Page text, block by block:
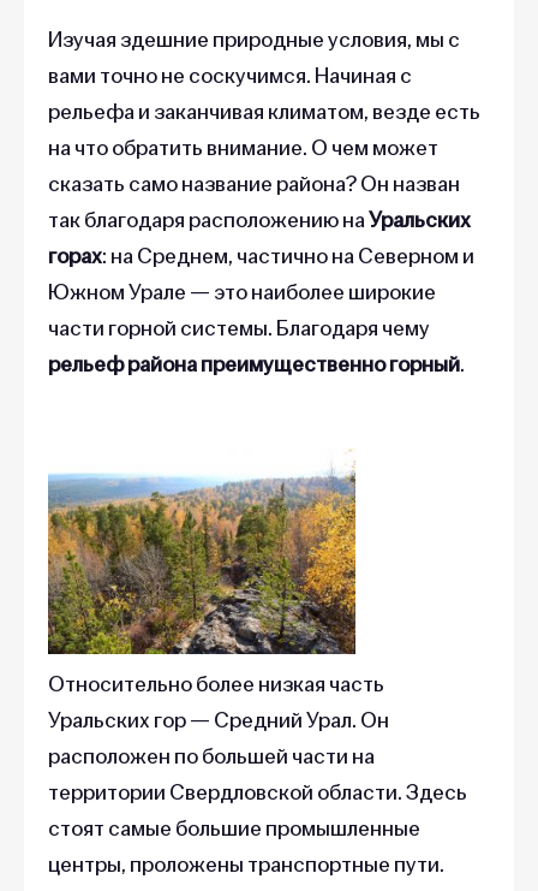
вами точно не соскучимся. Начиная с
рельефа и заканчивая климатом, везде есть
на что обратить внимание. О чем может
сказать само название района? Он назван
так благодаря расположению наУральских
горах: на Среднем, частично на Северном и
Южном Урале — это наиболее широкие
части горной системы. Благодаря чему
рельеф района преимущественно горный
Относительно более низкая часть
Уральских гор — Средний Урал. Он
расположен по большей части на
территории Свердловской области. Здесь
стоят самые большие промышленные
центры, проложены транспортные пути.
Западная часть УЭР примыкает к восточной